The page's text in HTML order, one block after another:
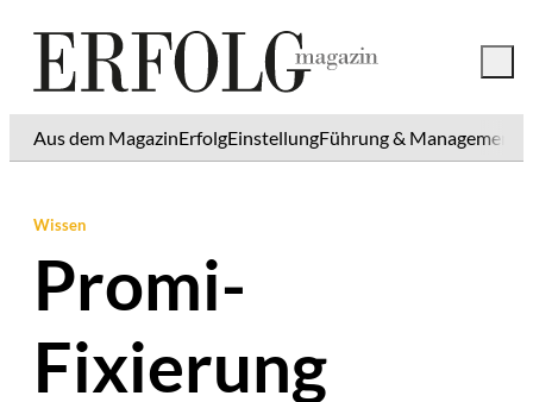
Aus dem MagazinErfolgEinstellungFührung & Management
Wissen
Promi-
Fixierung